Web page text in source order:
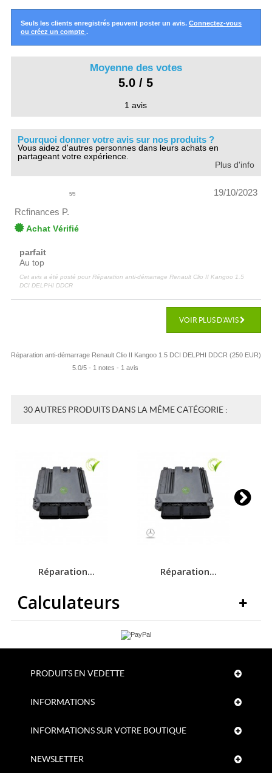
Seuls les clients enregistrés peuvent poster un avis. Connectez-vous
ou créez un compte .
Moyenne des votes
5.0 / 5
1 avis
Pourquoi donner votre avis sur nos produits ?
Vous aidez d'autres personnes dans leurs achats en
partageant votre expérience.
Plus d'info
5/5
19/10/2023
Rcfinances P.
Achat Vérifié
parfait
Au top
Cet avis a été posté pourRéparation anti-démarrage Renault Clio II Kangoo 1.5
DCI DELPHI DDCR
VOIR PLUS D'AVIS
Réparation anti-démarrage Renault Clio II Kangoo 1.5 DCI DELPHI DDCR (250 EUR)
5.0/5- 1 notes - 1 avis
30 AUTRES PRODUITS DANS LA MÊME CATÉGORIE :
Réparation... Réparation...
Calculateurs
PRODUITS EN VEDETTE
INFORMATIONS
INFORMATIONS SUR VOTRE BOUTIQUE
NEWSLETTER